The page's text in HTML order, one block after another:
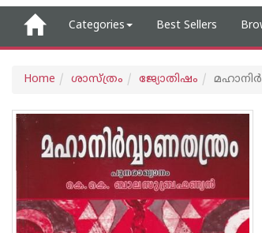
Categories Best Sellers
Home ശാസ്ത്രം ജ്യോതിഷം